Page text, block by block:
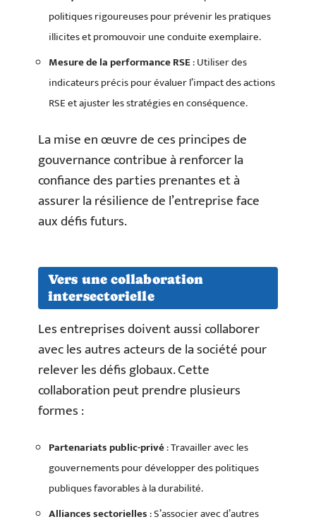
politiques rigoureuses pour prévenir les pratiques
illicites et promouvoir une conduite exemplaire.
Mesure de la performance RSE: Utiliser des
indicateurs précis pour évaluer l’impact des actions
RSE et ajuster les stratégies en conséquence.
La mise en œuvre de ces principes de
gouvernance contribue à renforcer la
confiance des parties prenantes et à
assurer la résilience de l’entreprise face
aux défis futurs.
Vers une collaboration
intersectorielle
Les entreprises doivent aussi collaborer
avec les autres acteurs de la société pour
relever les défis globaux. Cette
collaboration peut prendre plusieurs
formes :
Partenariats public-privé: Travailler avec les
gouvernements pour développer des politiques
publiques favorables à la durabilité.
Alliances sectorielles: S’associer avec d’autres